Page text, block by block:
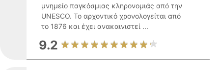
μνημείο παγκόσμιας κληρονομιάς από την
UNESCO. Το αρχοντικό χρονολογείται από
το 1876 και έχει ανακαινιστεί ...
9.2